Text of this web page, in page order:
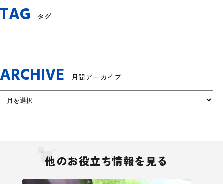
TAG タグ
ARCHIVE 月間アーカイブ
他のお役立ち情報を見る